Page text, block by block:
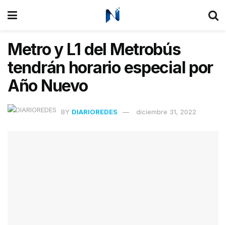
Metro y L1 del Metrobús
tendrán horario especial por
Año Nuevo
BY DIARIOREDES diciembre 31, 2022